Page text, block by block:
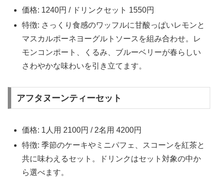
価格: 1240円 / ドリンクセット 1550円
特徴: さっくり食感のワッフルに甘酸っぱいレモンと
マスカルポーネヨーグルトソースを組み合わせ。レ
モンコンポート、くるみ、ブルーベリーが春らしい
さわやかな味わいを引き立てます。
アフタヌーンティーセット
価格: 1人用 2100円 / 2名用 4200円
特徴: 季節のケーキやミニパフェ、スコーンを紅茶と
共に味わえるセット。ドリンクはセット対象の中か
ら選べます。